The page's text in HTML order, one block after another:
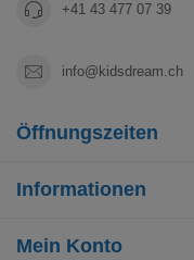
+41 43 477 07 39
info@kidsdream.ch
Öffnungszeiten
Informationen
Mein Konto